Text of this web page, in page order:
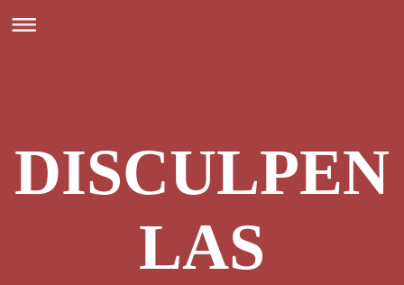
DISCULPEN
LAS